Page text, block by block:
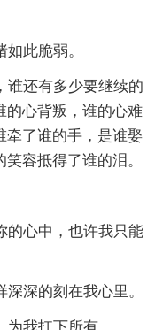
此脆弱。
谁还有多少要继续的
的心背叛，谁的心难
牵了谁的手，是谁娶
容抵得了谁的泪。
的心中，也许我只能
深的刻在我心里。